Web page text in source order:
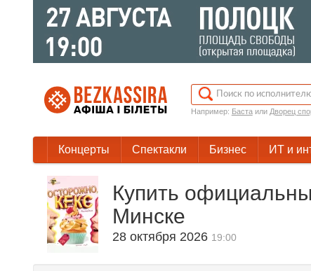
Например: Бастаили Дворец
Концерты Спектакли Бизнес ИТ и
Купить
Минске
28 октября 2026 19:00